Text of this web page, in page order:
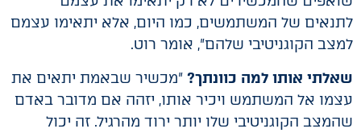
לתנאים של המשתמשים, כמו היום, אלא יתאימו עצמם
למצב הקוגניטיבי שלהם", אומר רוט.
שאלתי אותו למה כוונתך? "מכשיר שבאמת יתאים את
עצמו אל המשתמש ויכיר אותו, יזהה אם מדובר באדם
שהמצב הקוגניטיבי שלו יותר ירוד מהרגיל. זה יכול